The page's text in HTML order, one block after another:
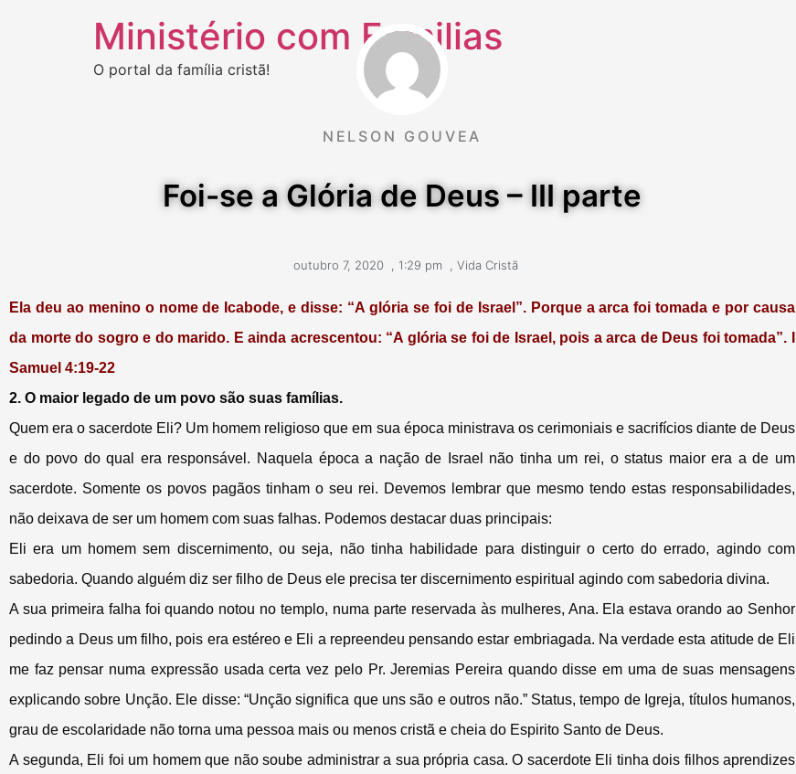
Ministério com Familias
O portal da família cristã!
NELSON GOUVEA
Foi-se a Glória de Deus – III parte
outubro 7, 2020 , 1:29 pm , Vida Cristã
Ela deu ao menino o nome de Icabode, e disse: “A glória se foi de Israel”. Porque a arca foi tomada e por causa
da morte do sogro e do marido. E ainda acrescentou: “A glória se foi de Israel, pois a arca de Deus foi tomada”.
Samuel 4:19-22
2. O maior legado de um povo são suas famílias.
Quem era o sacerdote Eli? Um homem religioso que em sua época ministrava os cerimoniais e sacrifícios diante de Deus
e do povo do qual era responsável. Naquela época a nação de Israel não tinha um rei, o status maior era a de um
sacerdote. Somente os povos pagãos tinham o seu rei. Devemos lembrar que mesmo tendo estas responsabilidades,
não deixava de ser um homem com suas falhas. Podemos destacar duas principais:
Eli era um homem sem discernimento, ou seja, não tinha habilidade para distinguir o certo do errado, agindo com
sabedoria. Quando alguém diz ser filho de Deus ele precisa ter discernimento espiritual agindo com sabedoria divina.
A sua primeira falha foi quando notou no templo, numa parte reservada às mulheres, Ana. Ela estava orando ao Senhor
pedindo a Deus um filho, pois era estéreo e Eli a repreendeu pensando estar embriagada. Na verdade esta atitude de Eli
me faz pensar numa expressão usada certa vez pelo Pr. Jeremias Pereira quando disse em uma de suas mensagens
explicando sobre Unção. Ele disse: “Unção significa que uns são e outros não.” Status, tempo de Igreja, títulos humanos,
grau de escolaridade não torna uma pessoa mais ou menos cristã e cheia do Espirito Santo de Deus.
A segunda, Eli foi um homem que não soube administrar a sua própria casa. O sacerdote Eli tinha dois filhos aprendizes